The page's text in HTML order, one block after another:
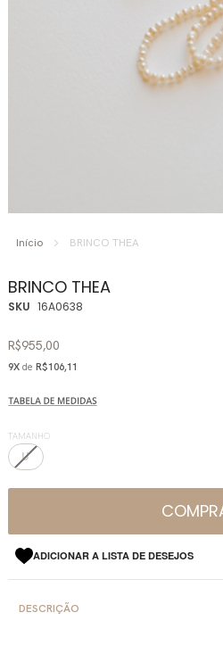
Início BRINCO THEA
BRINCO THEA
SKU 16A0638
R$955,00
9X de R$106,11
TAMANHO
U
ADICIONAR A LISTA DE DESEJOS
DESCRIÇÃO
para
da
Galeria
imagens